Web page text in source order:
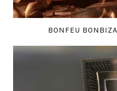
BONFEU